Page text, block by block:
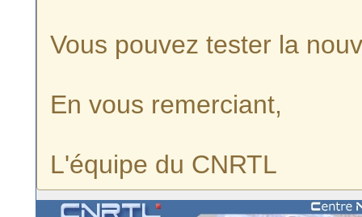
Vous pouvez tester la
En vous remerciant,
L'équipe du CNRTL